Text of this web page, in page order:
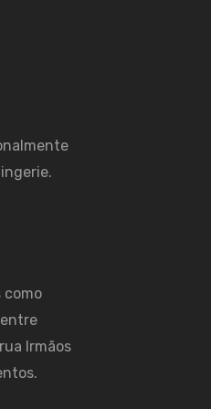
como
Irmãos